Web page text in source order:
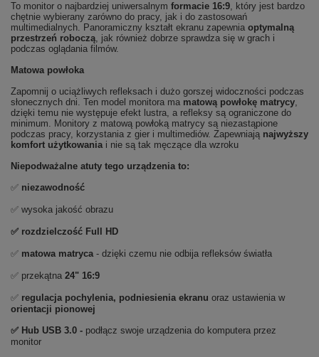
To monitor o najbardziej uniwersalnym formacie 16:9, który jest bardzo
chętnie wybierany zarówno do pracy, jak i do zastosowań
multimedialnych. Panoramiczny kształt ekranu zapewnia optymalną
przestrzeń roboczą, jak również dobrze sprawdza się w grach i
podczas oglądania filmów.
Matowa powłoka
Zapomnij o uciążliwych refleksach i dużo gorszej widoczności podczas
słonecznych dni. Ten model monitora ma matową powłokę matrycy,
dzięki temu nie występuje efekt lustra, a refleksy są ograniczone do
minimum. Monitory z matową powłoką matrycy są niezastąpione
podczas pracy, korzystania z gier i multimediów. Zapewniają najwyższy
komfort użytkowaniai nie są tak męczące dla wzroku
Niepodważalne atuty tego urządzenia to:
✅ niezawodność
✅ wysoka jakość obrazu
✅ rozdzielczość Full HD
✅ matowa matryca- dzięki czemu nie odbija refleksów światła
✅ przekątna 24" 16:9
✅ regulacja pochylenia, podniesienia ekranu oraz ustawienia w
orientacji pionowej
✅ Hub USB 3.0 - podłącz swoje urządzenia do komputera przez
monitor